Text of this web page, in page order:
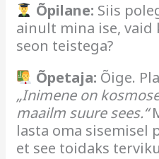
Õpilane: Siis
ainult mina ise, vaid
seon teistega?
Õpetaja: Õige.
„Inimene on
maailm suure sees.“
lasta oma sisemisel
et see toidaks